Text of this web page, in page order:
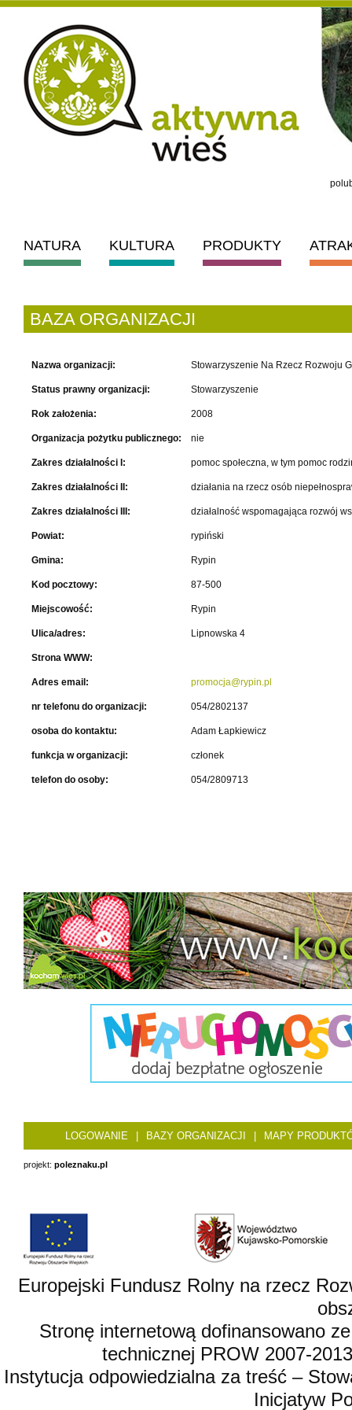
NATURA KULTURA PRODUKTY
BAZA ORGANIZACJI
Nazwa organizacji: Stowarzyszenie Na Rzecz Rozwoju
Status prawny organizacji: Stowarzyszenie
Rok założenia: 2008
Organizacja pożytku publicznego: nie
Zakres działalności I: pomoc społeczna, w tym pomoc
Zakres działalności II: działania na rzecz osób
Zakres działalności III: działalność wspomagająca rozwój
Powiat: rypiński
Gmina: Rypin
Kod pocztowy: 87-500
Miejscowość: Rypin
Ulica/adres: Lipnowska 4
Strona WWW:
Adres email: promocja@rypin.pl
nr telefonu do organizacji: 054/2802137
osoba do kontaktu: Adam Łapkiewicz
funkcja w organizacji: członek
telefon do osoby: 054/2809713
LOGOWANIE BAZY ORGANIZACJI MAPY
projekt: poleznaku.pl
Europejski Fundusz Rolny na rzecz
Stronę internetową dofinansowano
technicznej PROW 2007-
Instytucja odpowiedzialna za treść –
Inicjatyw